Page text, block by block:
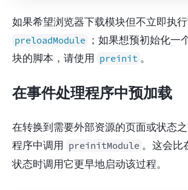
preloadModule ；如果想预初始化一
块的脚本，请使用 preinit 。
在事件处理程序中预加载
在转换到需要外部资源的页面或状态
程序中调用 preinitModule 。这会比
状态时调用它更早地启动该过程。